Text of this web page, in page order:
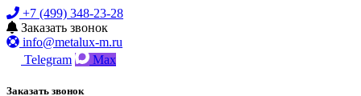
+7 (499) 348-23-28
Заказать звонок
info@metalux-m.ru
Telegram
Max
Заказать звонок